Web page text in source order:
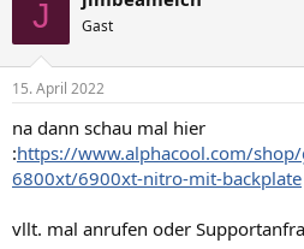
J Gast
15. April 2022
na dann schau mal hier
:https://www.alphacool.com/
6800xt/6900xt-nitro-mit-backplate
vllt. mal anrufen oder